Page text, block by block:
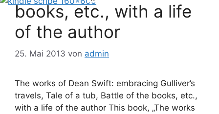
books, etc., with a life
of the author
25. Mai 2013 von admin
The works of Dean Swift: embracing Gulliver’s
travels, Tale of a tub, Battle of the books, etc.,
with a life of the author This book, „The works